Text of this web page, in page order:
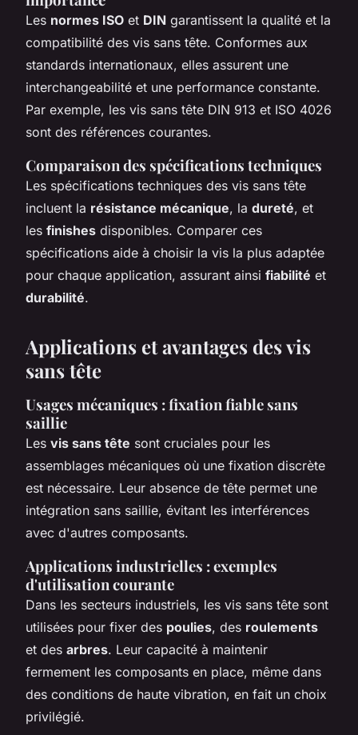
Les normes ISO et DIN garantissent la qualité et la
compatibilité des vis sans tête. Conformes aux
standards internationaux, elles assurent une
interchangeabilité et une performance constante.
Par exemple, les vis sans tête DIN 913 et ISO 4026
sont des références courantes.
Comparaison des spécifications techniques
Les spécifications techniques des vis sans tête
incluent la résistance mécanique, la dureté, et
les finishes disponibles. Comparer ces
spécifications aide à choisir la vis la plus adaptée
pour chaque application, assurant ainsi fiabilité et
durabilité.
Applications et avantages des vis
sans tête
Usages mécaniques : fixation fiable sans
saillie
Les vis sans tête sont cruciales pour les
assemblages mécaniques où une fixation discrète
est nécessaire. Leur absence de tête permet une
intégration sans saillie, évitant les interférences
avec d'autres composants.
Applications industrielles : exemples
d'utilisation courante
Dans les secteurs industriels, les vis sans tête sont
utilisées pour fixer des poulies, des roulements
et des arbres. Leur capacité à maintenir
fermement les composants en place, même dans
des conditions de haute vibration, en fait un choix
privilégié.